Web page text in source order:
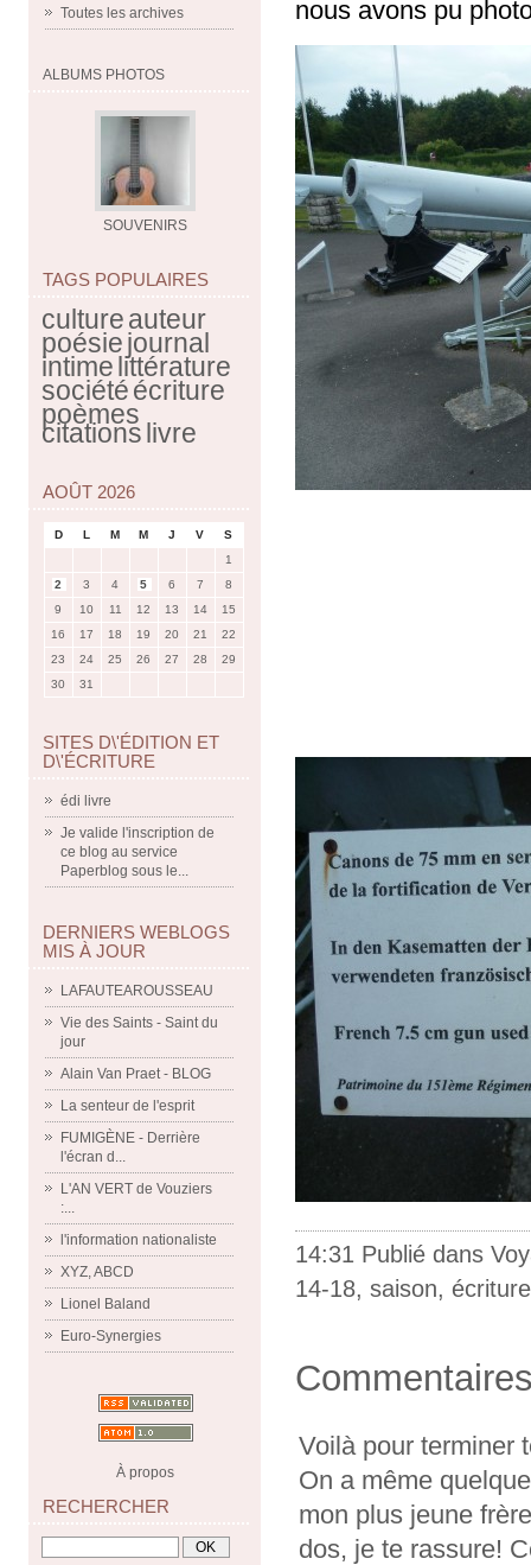
Toutes les archives
ALBUMS PHOTOS
SOUVENIRS
TAGS POPULAIRES
cultureauteur
poésiejournal
intimelittérature
sociétéécriture
poèmes
citationslivre
AOÛT 2026
D L M M J V
S
1
2
3 4 5 6 7
8
9
10 11 12 13 14
15
16
17 18 19 20 21
22
23
24 25 26 27 28
29
30
31
SITES D\'ÉDITION ET
D\'ÉCRITURE
édi livre
Je valide l'inscription de
ce blog au service
Paperblog sous le...
DERNIERS WEBLOGS
MIS À JOUR
LAFAUTEAROUSSEAU
Vie des Saints - Saint du
jour
Alain Van Praet - BLOG
La senteur de l'esprit
FUMIGÈNE - Derrière
l'écran d...
L'AN VERT de Vouziers
:...
l'information nationaliste
XYZ, ABCD
Lionel Baland
Euro-Synergies
À propos
RECHERCHER
nous avons pu
14:31 Publié dans
14-18, saison, écriture
Voilà pour terminer
On a même
mon plus jeune
dos, je te rassure!